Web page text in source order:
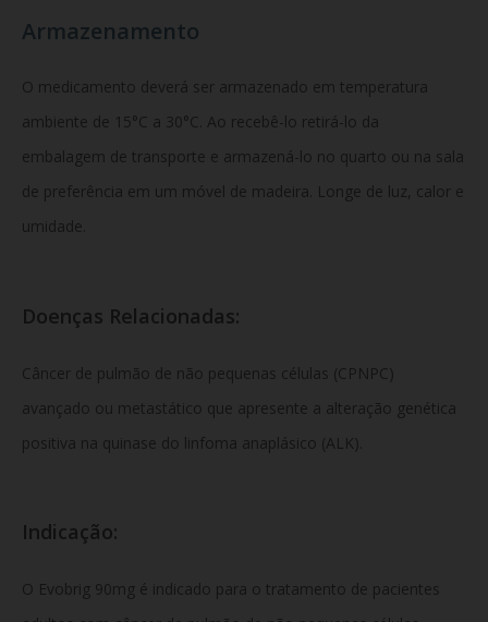
Armazenamento
O medicamento deverá ser armazenado em temperatura
ambiente de 15°C a 30°C. Ao recebê-lo retirá-lo da
embalagem de transporte e armazená-lo no quarto ou na sala
de preferência em um móvel de madeira. Longe de luz, calor e
umidade.
Doenças Relacionadas:
Câncer de pulmão de não pequenas células (CPNPC)
avançado ou metastático que apresente a alteração genética
positiva na quinase do linfoma anaplásico (ALK).
Indicação:
O Evobrig 90mg é indicado para o tratamento de pacientes